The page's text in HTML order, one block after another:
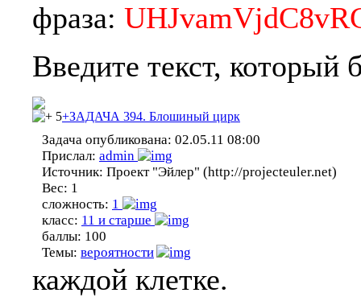
фраза:
Введите текст, который
5+ЗАДАЧА 394. Блошиный цирк
Задача опубликована: 02.05.11 08:00
Прислал: admin
Источник: Проект "Эйлер" (http://projecteuler.net)
Вес: 1
сложность: 1
класс: 11 и старше
баллы: 100
Темы: вероятности
каждой клетке.